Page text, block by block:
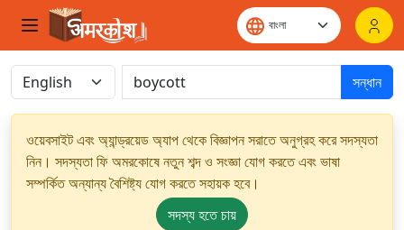
সন্ধান
ওয়েবসাইট এবং অ্যান্ড্রয়েড অ্যাপ থেকে বিজ্ঞাপন সরাতে অনুগ্রহ করে সদস্যতা
নিন। সদস্যতা ফি অমরকোষে নতুন শব্দ ও সংজ্ঞা যোগ করতে এবং ভাষা
সম্পর্কিত অন্যান্য বৈশিষ্ট্য যোগ করতে সহায়ক হবে।
সদস্য হতে চায়